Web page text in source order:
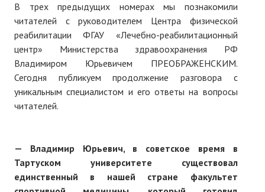
№ 12
№ 1
№ 2
№ 4
№ 6
№ 7
В трех предыдущих номерах мы познакомили
читателей с руководителем Центра физической
реабилитации ФГАУ «Лечебно-реабилитационный
центр» Министерства здравоохранения РФ
Владимиром Юрьевичем ПРЕОБРАЖЕНСКИМ.
Сегодня публикуем продолжение разговора с
уникальным специалистом и его ответы на вопросы
читателей.
— Владимир Юрьевич, в советское время в
Тартуском университете существовал
единственный в нашей стране факультет